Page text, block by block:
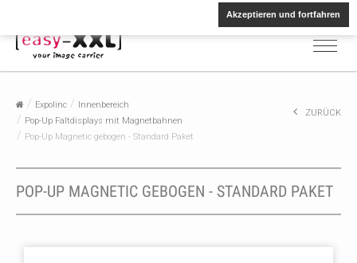
Akzeptieren und fortfahren
Expolinc
Innenbereich
Pop-Up Faltdisplays mit Magnetbahnen
Pop-Up Magnetic gebogen - Standard Paket
ZURÜCK
POP-UP MAGNETIC GEBOGEN - STANDARD PAKET